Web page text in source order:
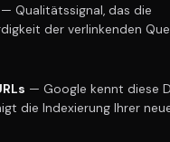
— Qualitätssignal, das die
der verlinkenden
— Google kennt diese
die Indexierung Ihrer